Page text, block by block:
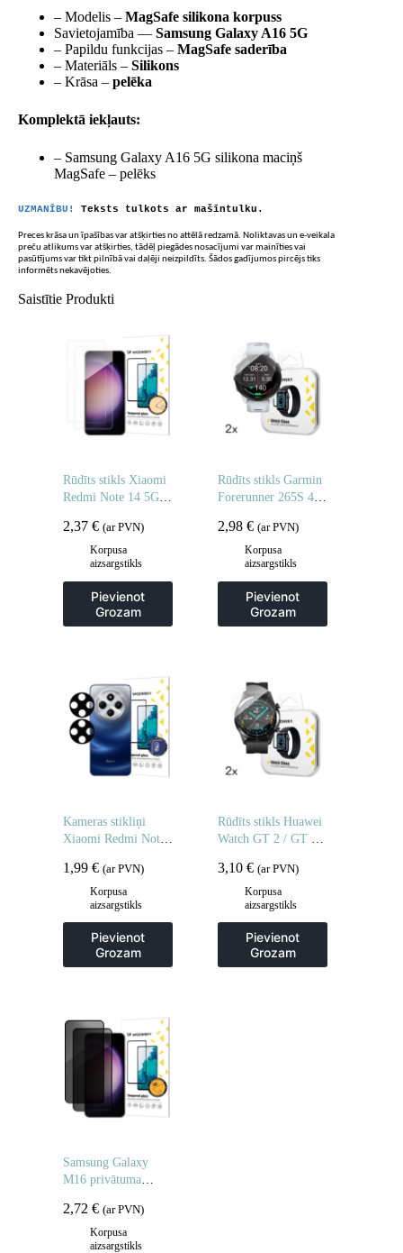
– Modelis – MagSafe silikona korpuss
Savietojamība — Samsung Galaxy A16 5G
– Papildu funkcijas – MagSafe saderība
– Materiāls – Silikons
– Krāsa – pelēka
Komplektā iekļauts:
– Samsung Galaxy A16 5G silikona maciņš
MagSafe – pelēks
UZMANĪBU! Teksts tulkots ar mašīntulku.
Preces krāsa un īpašības var atšķirties no attēlā redzamā. Noliktavas un e-veikala
preču atlikums var atšķirties, tādēļ piegādes nosacījumi var mainīties vai
pasūtījums var tikt pilnībā vai daļēji neizpildīts. Šādos gadījumos pircējs tiks
informēts nekavējoties.
Saistītie Produkti
Rūdīts stikls Xiaomi
Redmi Note 14 5G /
stiklam – 2 gab.
2,37 € (ar PVN)
Korpusa
aizsargstikls
Pievienot
Grozam
Rūdīts stikls Garmin
Forerunner 265S 46
pulkstenim – 2 gab.
2,98€ (ar PVN)
Korpusa
aizsargstikls
Pievienot
Grozam
Kameras stikliņi
Xiaomi Redmi Note
stikli 2 gab.
1,99 € (ar PVN)
Korpusa
aizsargstikls
Pievienot
Grozam
Rūdīts stikls Huawei
Watch GT 2 / GT 2
– 2 gab.
3,10€ (ar PVN)
Korpusa
aizsargstikls
Pievienot
Grozam
Samsung Galaxy
M16 privātuma
2,72 € (ar PVN)
Korpusa
aizsargstikls